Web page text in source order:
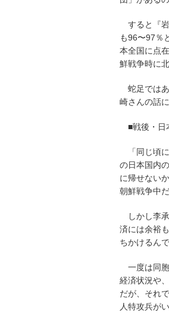
すると『
も96〜97％
本全国に点
鮮戦争時に
蛇足では
崎さんの話に
■戦後・
「同じ頃
の日本国内
に帰せない
朝鮮戦争中
しかし李
済には余裕
ちかけるん
一度は同
経済状況や
だが、それ
人特攻兵が